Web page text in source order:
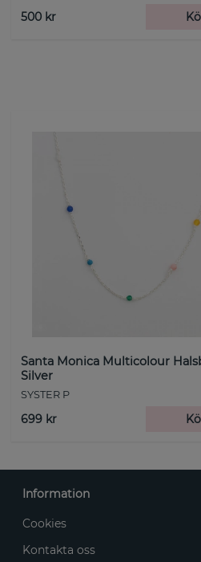
500 kr
Santa Monica Multicolour
Silver
SYSTER P
699 kr
Information
Cookies
Kontakta oss